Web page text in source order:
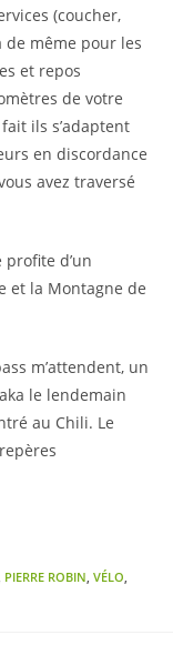
(coucher,
de même pour les
et repos
de votre
ils s’adaptent
en discordance
avez traversé
d’un
et la Montagne de
m’attendent, un
le lendemain
au Chili. Le
PIERRE ROBIN, VÉLO,